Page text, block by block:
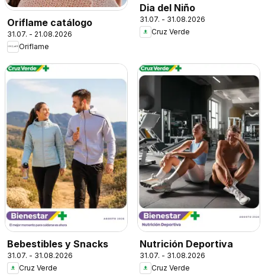
Oriflame catálogo
31.07. - 21.08.2026
Oriflame
Dia del Niño
31.07. - 31.08.2026
Cruz Verde
Bebestibles y Snacks
31.07. - 31.08.2026
Cruz Verde
Nutrición Deportiva
31.07. - 31.08.2026
Cruz Verde